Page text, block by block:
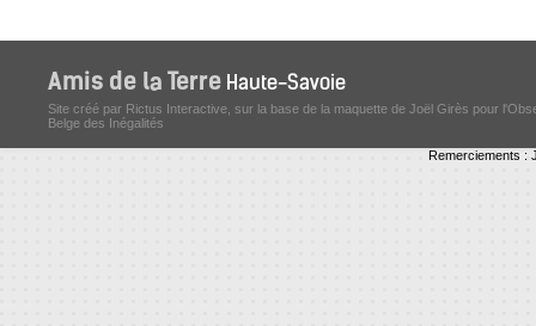
Site créé par Rictus Interactive, sur la base de la maquette de Joël Girès pour
Belge des Inégalités
Remerciements :